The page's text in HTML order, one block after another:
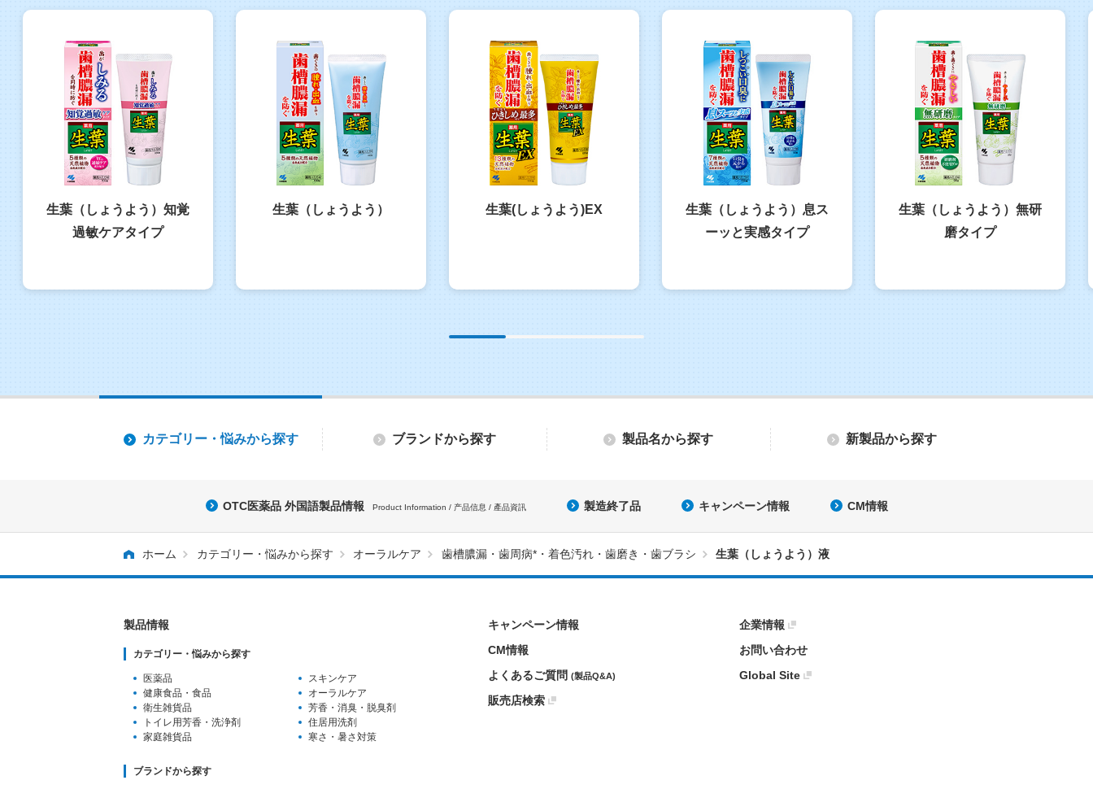
生葉（しょうよう）知覚
過敏ケアタイプ
生葉（しょうよう） 生葉(しょうよう)EX
生葉（しょうよう）息ス
ーッと実感タイプ
生葉（しょうよう）無研
磨タイプ
カテゴリー・悩みから探す ブランドから探す 製品名から探す 新製品から探す
OTC医薬品 外国語製品情報 Product Information / 产品信息 / 產品資訊 製造終了品 キャンペーン情報 CM情報
ホーム カテゴリー・悩みから探す オーラルケア 歯槽膿漏・歯周病*・着色汚れ・歯磨き・歯ブラシ 生葉（しょうよう）液
製品情報
カテゴリー・悩みから探す
医薬品
スキンケア
健康食品・食品
オーラルケア
衛生雑貨品
芳香・消臭・脱臭剤
トイレ用芳香 ・洗浄剤
住居用洗剤
家庭雑貨品
寒さ・暑さ対策
ブランドから探す
キャンペーン情報
CM情報
よくあるご質問 (製品Q&A)
販売店検索
企業情報
お問い合わせ
Global Site